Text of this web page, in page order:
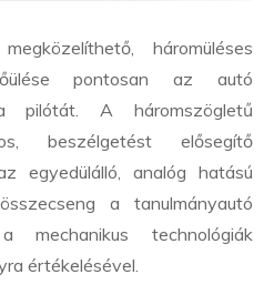
háromüléses
pontosan az autó
pilótát. A háromszögletű
beszélgetést elősegítő
egyedülálló, analóg hatású
a tanulmányautó
mechanikus technológiák
értékelésével.